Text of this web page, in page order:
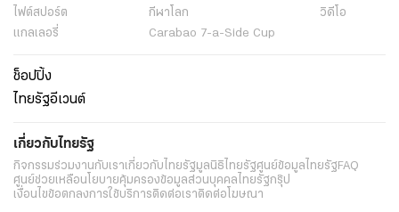
ไฟต์สปอร์ต
กีฬาโลก
วิดีโอ
แกลเลอรี่
Carabao 7-a-Side Cup
ช็อปปิ้ง
ไทยรัฐอีเวนต์
เกี่ยวกับไทยรัฐ
กิจกรรมร่วมงานกับเราเกี่ยวกับไทยรัฐมูลนิธิไทยรัฐศูนย์ข้อมูลไทยรัฐFAQ
ศูนย์ช่วยเหลือนโยบายคุ้มครองข้อมูลส่วนบุคคลไทยรัฐกรุ๊ป
เงื่อนไขข้อตกลงการใช้บริการติดต่อเราติดต่อโฆษณา